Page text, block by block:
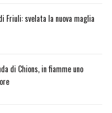
Friuli: svelata la nuova maglia
di Chions, in fiamme uno